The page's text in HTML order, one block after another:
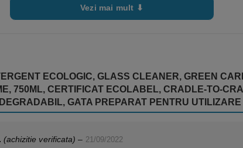
Vezi mai mult ⬇
ECOLOGIC, GLASS CLEANER, GREEN
750ML, CERTIFICAT ECOLABEL, CRADLE-TO-
GATA PREPARAT PENTRU UTILIZARE
(achizitie verificata) – 21/09/2022